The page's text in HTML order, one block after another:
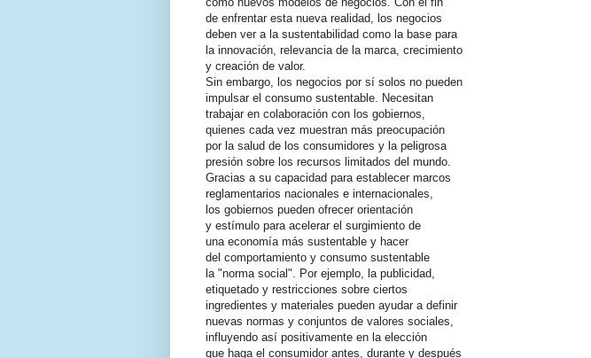
de enfrentar esta nueva realidad, los negocios
deben ver a la sustentabilidad como la base para
la innovación, relevancia de la marca, crecimiento
y creación de valor.
Sin embargo, los negocios por sí solos no pueden
impulsar el consumo sustentable. Necesitan
trabajar en colaboración con los gobiernos,
quienes cada vez muestran más preocupación
por la salud de los consumidores y la peligrosa
presión sobre los recursos limitados del mundo.
Gracias a su capacidad para establecer marcos
reglamentarios nacionales e internacionales,
los gobiernos pueden ofrecer orientación
y estímulo para acelerar el surgimiento de
una economía más sustentable y hacer
del comportamiento y consumo sustentable
la "norma social". Por ejemplo, la publicidad,
etiquetado y restricciones sobre ciertos
ingredientes y materiales pueden ayudar a definir
nuevas normas y conjuntos de valores sociales,
influyendo así positivamente en la elección
que haga el consumidor antes, durante y después